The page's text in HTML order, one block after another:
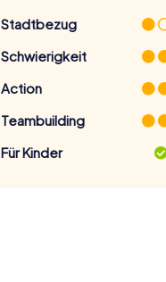
Stadtbezug
Schwierigkeit
Action
Teambuilding
Für Kinder